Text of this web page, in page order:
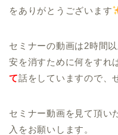
をありがとうございます
セミナーの動画は2時間
安を消すために何をすれ
て話をしていますので、
セミナー動画を見て頂い
入をお願いします。